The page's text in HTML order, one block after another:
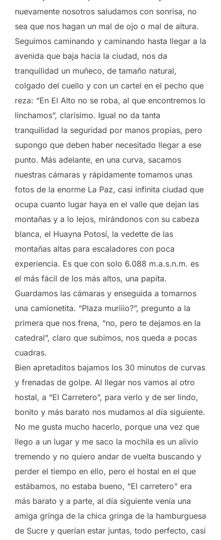
nuevamente nosotros saludamos con sonrisa, no
sea que nos hagan un mal de ojo o mal de altura.
Seguimos caminando y caminando hasta llegar a la
avenida que baja hacia la ciudad, nos da
tranquilidad un muñeco, de tamaño natural,
colgado del cuello y con un cartel en el pecho que
reza: “En El Alto no se roba, al que encontremos lo
linchamos”, clarísimo. Igual no da tanta
tranquilidad la seguridad por manos propias, pero
supongo que deben haber necesitado llegar a ese
punto. Más adelante, en una curva, sacamos
nuestras cámaras y rápidamente tomamos unas
fotos de la enorme La Paz, casi infinita ciudad que
ocupa cuanto lugar haya en el valle que dejan las
montañas y a lo lejos, mirándonos con su cabeza
blanca, el Huayna Potosí, la vedette de las
montañas altas para escaladores con poca
experiencia. Es que con solo 6.088 m.a.s.n.m. es
el más fácil de los más altos, una papita.
Guardamos las cámaras y enseguida a tomarnos
una camionetita. “Plaza muriiio?”, pregunto a la
primera que nos frena, “no, pero te dejamos en la
catedral”, claro que subimos, nos queda a pocas
cuadras.
Bien apretaditos bajamos los 30 minutos de curvas
y frenadas de golpe. Al llegar nos vamos al otro
hostal, a “El Carretero”, para verlo y de ser lindo,
bonito y más barato nos mudamos al día siguiente.
No me gusta mucho hacerlo, porque una vez que
llego a un lugar y me saco la mochila es un alivio
tremendo y no quiero andar de vuelta buscando y
perder el tiempo en ello, pero el hostal en el que
estábamos, no estaba bueno, “El carretero” era
más barato y a parte, al día siguiente venía una
amiga gringa de la chica gringa de la hamburguesa
de Sucre y querían estar juntas, todo perfecto, casi